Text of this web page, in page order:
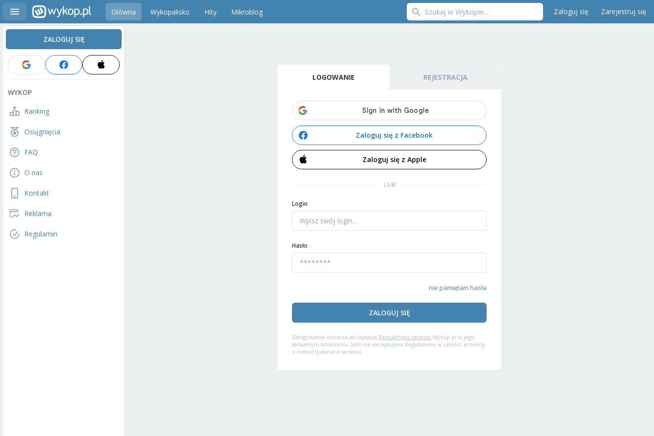
Główna Wykopalisko Hity Mikroblog Zaloguj się Zarejestruj się
ZALOGUJ SIĘ
WYKOP
Ranking
Osiągnięcia
FAQ
O nas
Kontakt
Reklama
Regulamin
LOGOWANIE REJESTRACJA
Zaloguj się z Facebook
Zaloguj się z Apple
LUB
Login
Hasło
nie pamiętam hasła
ZALOGUJ SIĘ
Zalogowanie oznacza akceptację Regulaminu serwisu Wykop.pl w jego
aktualnym brzmieniu. Jeśli nie akceptujesz Regulaminu w całości, prosimy
o niekorzystanie z serwisu.